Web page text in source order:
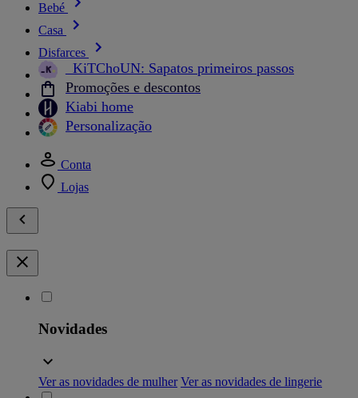
Bebé
Casa
Disfarces
_KiTChoUN: Sapatos primeiros passos
Promoções e descontos
Kiabi home
Personalização
Conta
Lojas
Novidades
Ver as novidades de mulher Ver as novidades de lingerie